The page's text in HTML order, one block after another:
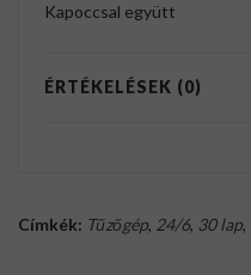
Kapoccsal együtt
ÉRTÉKELÉSEK (0)
Címkék: Tűzőgép, 24/6, 30 lap,